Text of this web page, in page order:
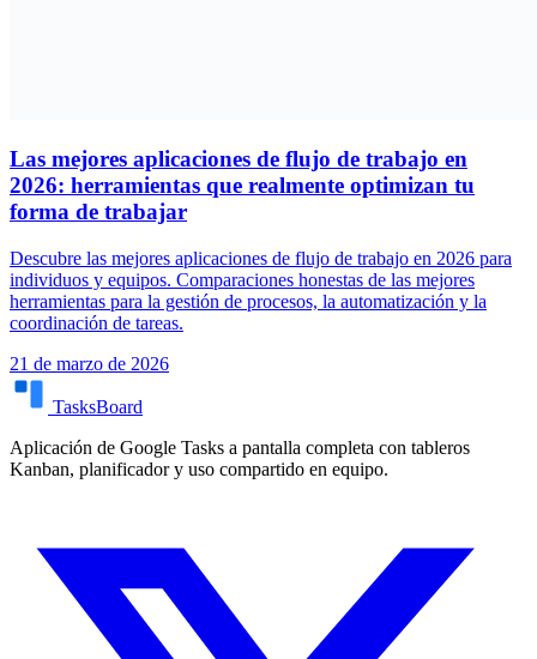
Las mejores aplicaciones de flujo de trabajo en
2026: herramientas que realmente optimizan tu
forma de trabajar
Descubre las mejores aplicaciones de flujo de trabajo en 2026 para
individuos y equipos. Comparaciones honestas de las mejores
herramientas para la gestión de procesos, la automatización y la
coordinación de tareas.
21 de marzo de 2026
TasksBoard
Aplicación de Google Tasks a pantalla completa con tableros
Kanban, planificador y uso compartido en equipo.